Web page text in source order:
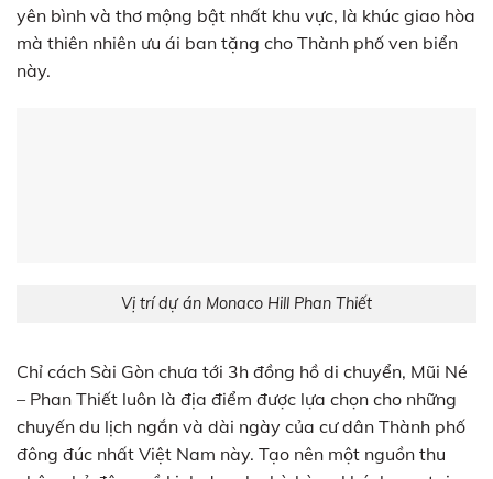
yên bình và thơ mộng bật nhất khu vực, là khúc giao hòa
mà thiên nhiên ưu ái ban tặng cho Thành phố ven biển
này.
Vị trí dự án Monaco Hill Phan Thiết
Chỉ cách Sài Gòn chưa tới 3h đồng hồ di chuyển, Mũi Né
– Phan Thiết luôn là địa điểm được lựa chọn cho những
chuyến du lịch ngắn và dài ngày của cư dân Thành phố
đông đúc nhất Việt Nam này. Tạo nên một nguồn thu